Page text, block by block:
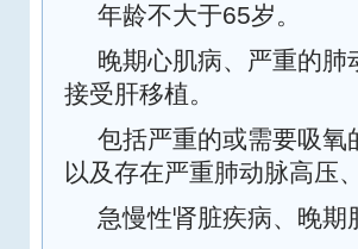
年龄不大于65岁。
晚期心肌病、严重的
接受肝移植。
包括严重的或需要吸氧
以及存在严重肺动脉高压、
急慢性肾脏疾病、晚